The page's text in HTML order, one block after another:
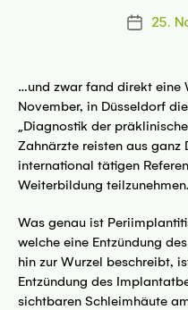
25.
…und zwar fand direkt eine
November, in Düsseldorf
„Diagnostik der
Zahnärzte reisten aus ganz
international tätigen
Weiterbildung teilzunehmen.
Was genau ist
welche eine Entzündung
hin zur Wurzel beschreibt,
Entzündung des
sichtbaren Schleimhäute